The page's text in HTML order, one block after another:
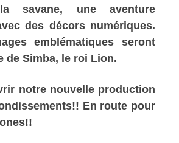
savane, une aventure
des décors numériques.
emblématiques seront
de Simba, le roi Lion.
notre nouvelle production
En route pour